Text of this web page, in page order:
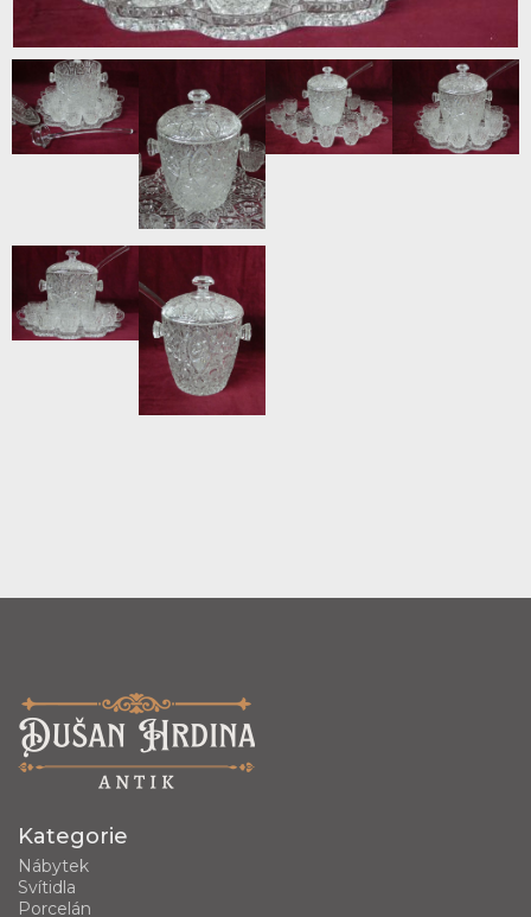
Kategorie
Nábytek
Svítidla
Porcelán